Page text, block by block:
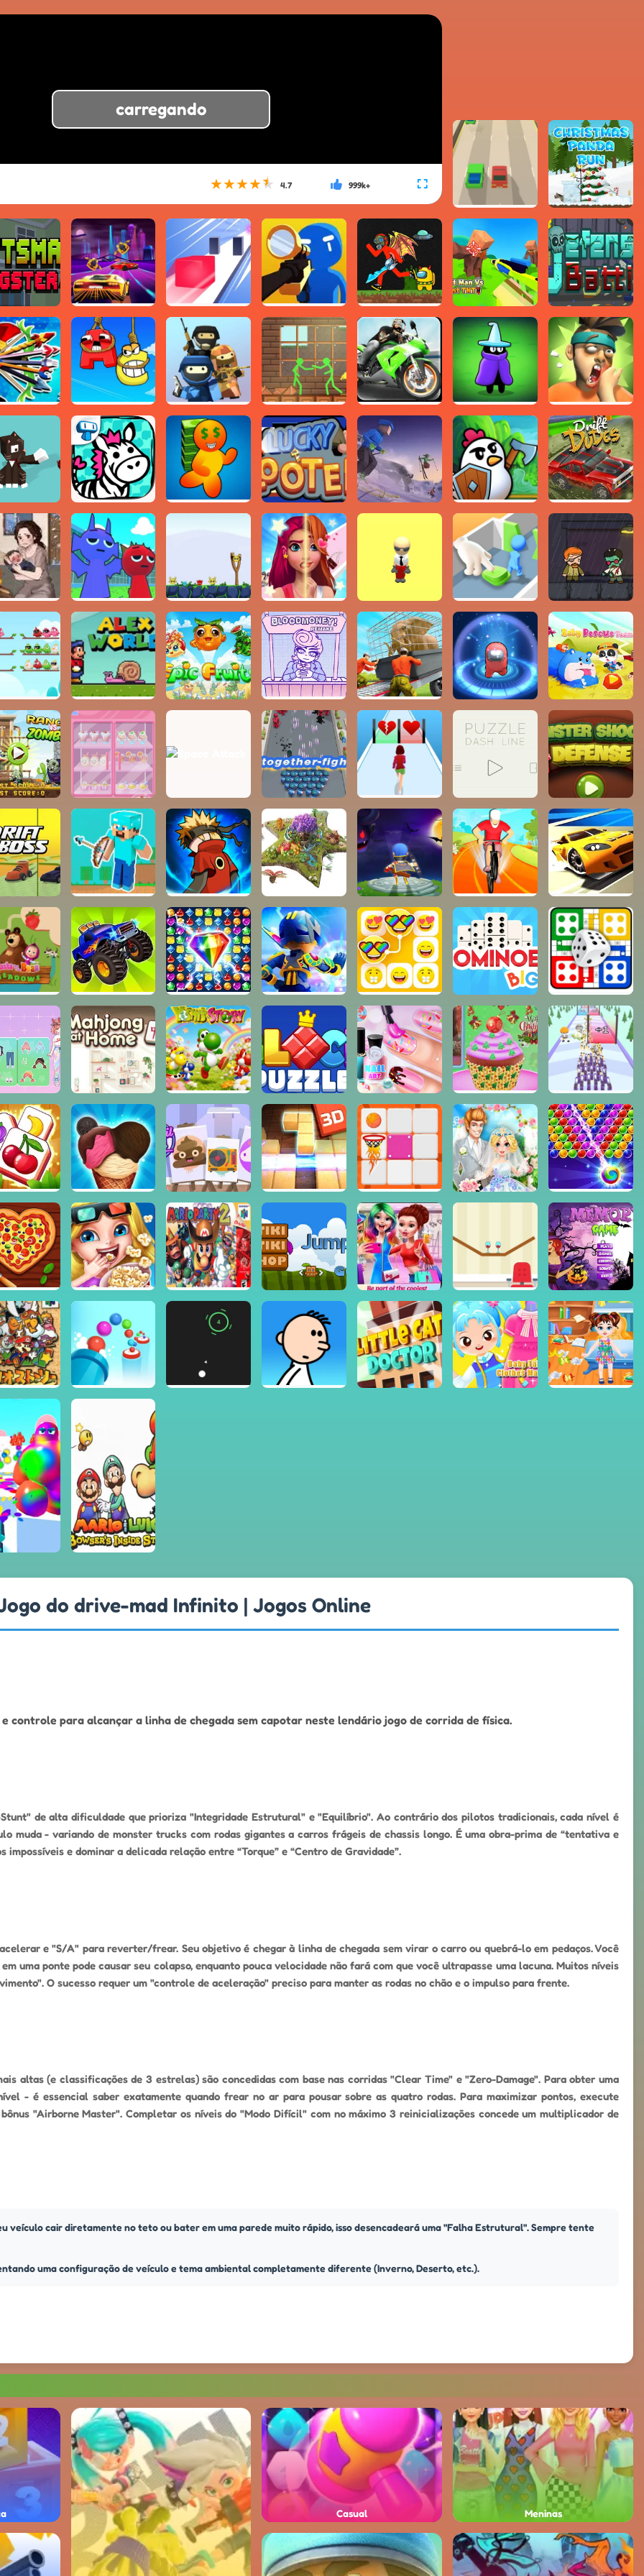
carregando
★★★★★ 4.7 999k+
do drive-mad Infinito | Jogos Online
controle para alcançar a linha de chegada sem capotar neste lendário jogo de corrida de física.
de alta dificuldade que prioriza "Integridade Estrutural" e "Equilíbrio". Ao contrário dos pilotos tradicionais, cada nível é
muda - variando de monster trucks com rodas gigantes a carros frágeis de chassis longo. É uma obra-prima de “tentativa e
e dominar a delicada relação entre “Torque” e “Centro de Gravidade”.
e "S/A" para reverter/frear. Seu objetivo é chegar à linha de chegada sem virar o carro ou quebrá-lo em pedaços. Você
uma ponte pode causar seu colapso, enquanto pouca velocidade não fará com que você ultrapasse uma lacuna. Muitos níveis
O sucesso requer um "controle de aceleração" preciso para manter as rodas no chão e o impulso para frente.
altas (e classificações de 3 estrelas) são concedidas com base nas corridas "Clear Time" e "Zero-Damage". Para obter uma
- é essencial saber exatamente quando frear no ar para pousar sobre as quatro rodas. Para maximizar pontos, execute
"Airborne Master". Completar os níveis do "Modo Difícil" com no máximo 3 reinicializações concede um multiplicador de
veículo cair diretamente no teto ou bater em uma parede muito rápido, isso desencadeará uma "Falha Estrutural". Sempre tente
uma configuração de veículo e tema ambiental completamente diferente (Inverno, Deserto, etc.).
Casual Meninas